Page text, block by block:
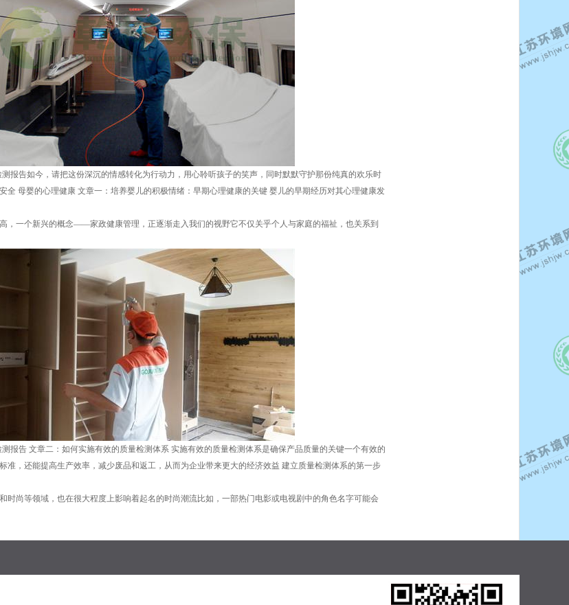
报告如今，请把这份深沉的情感转化为行动力，用心聆听孩子的笑声，同时默默守护那份纯真的欢乐时
全 母婴的心理健康 文章一：培养婴儿的积极情绪：早期心理健康的关键 婴儿的早期经历对其心理健康发
，一个新兴的概念——家政健康管理，正逐渐走入我们的视野它不仅关乎个人与家庭的福祉，也关系到
报告 文章二：如何实施有效的质量检测体系 实施有效的质量检测体系是确保产品质量的关键一个有效的
准，还能提高生产效率，减少废品和返工，从而为企业带来更大的经济效益 建立质量检测体系的第一步
时尚等领域，也在很大程度上影响着起名的时尚潮流比如，一部热门电影或电视剧中的角色名字可能会